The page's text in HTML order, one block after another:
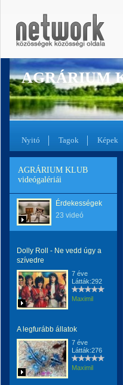
AGRÁRIUM
Nyitó Tagok Képek
AGRÁRIUM KLUB
videógalériái
Érdekességek
23 videó
Dolly Roll - Ne vedd úgy a
szívedre
7 éve
Látták:292
Maximil
A legfurább állatok
7 éve
Látták:276
Maximil